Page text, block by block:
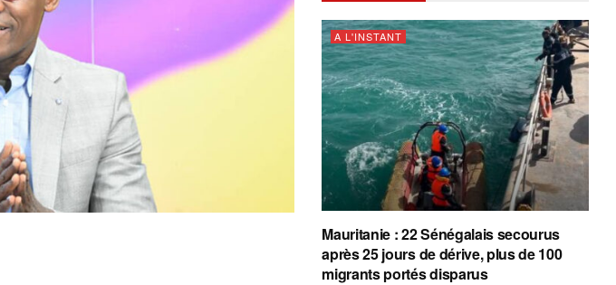
A L'INSTANT
Mauritanie : 22 Sénégalais secourus
après 25 jours de dérive, plus de 100
migrants portés disparus